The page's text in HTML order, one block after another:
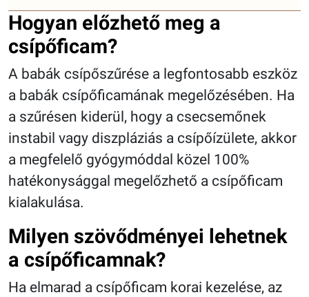
Hogyan előzhető meg a
csípőficam?
A babák csípőszűrése a legfontosabb eszköz
a babák csípőficamának megelőzésében. Ha
a szűrésen kiderül, hogy a csecsemőnek
instabil vagy diszpláziás a csípőízülete, akkor
a megfelelő gyógymóddal közel 100%
hatékonysággal megelőzhető a csípőficam
kialakulása.
Milyen szövődményei lehetnek
a csípőficamnak?
Ha elmarad a csípőficam korai kezelése, az